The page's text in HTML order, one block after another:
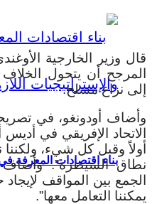
بناء اقتصادات المعرفة
قال وزير الخارجية
المرجح أن يتحول الخلاف
إلى نزاع مسلح.
وأضاف أودونغو، في
الاتحاد الإفريقي في
أولاً وقبل كل شيء،
نطاق السيطرة”. وأضاف
الجمع بين المواقف
يمكننا التعامل معها”.